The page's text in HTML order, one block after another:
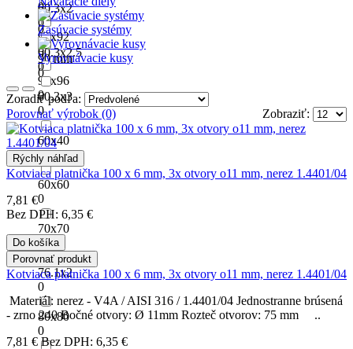
90
0
90 mm
0
0
92x92
0
96x96
0
60.3x2
0
60.3x2.5
0
60.3x3
0
60x40
0
60x60
0
70x70
0
76.1x2
0
80x80
0
Zasúvacie systémy
Vyrovnávacie kusy
Zoradiť podľa:
Zobraziť:
Porovnať výrobok (0)
Rýchly náhľad
Kotviaca platnička 100 x 6 mm, 3x otvory o11 mm, nerez 1.4401/04
7,81 €
Bez DPH: 6,35 €
Do košíka
Porovnať produkt
Kotviaca platnička 100 x 6 mm, 3x otvory o11 mm, nerez 1.4401/04
Materiál: nerez - V4A / AISI 316 / 1.4401/04 Jednostranne brúsená
- zrno 240 Bočné otvory: Ø 11mm Rozteč otvorov: 75 mm ..
7,81 € Bez DPH: 6,35 €